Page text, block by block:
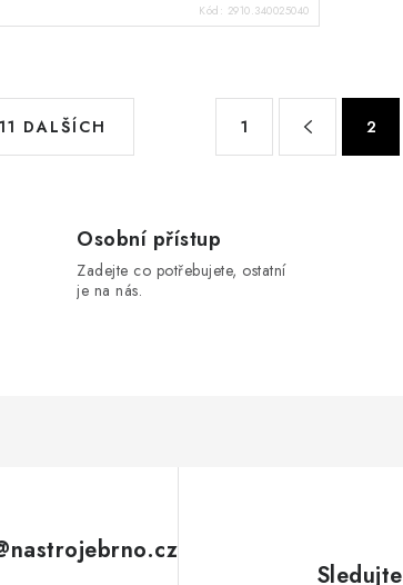
Kód: 2910.340025040
DALŠÍCH
S
n
k
1 2
Osobní přístup
Zadejte co potřebujete, ostatní
je na nás.
nastrojebrno.cz